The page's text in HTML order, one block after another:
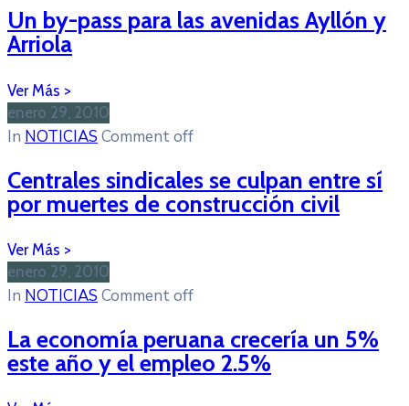
Un by-pass para las avenidas Ayllón y
Arriola
enero 29, 2010
In NOTICIAS Comment off
Centrales sindicales se culpan entre sí
por muertes de construcción civil
enero 29, 2010
In NOTICIAS Comment off
La economía peruana crecería un 5%
este año y el empleo 2.5%